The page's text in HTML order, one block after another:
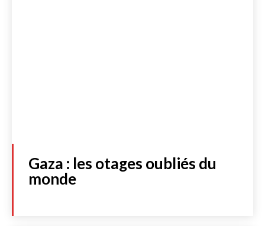
Gaza : les otages oubliés du
monde